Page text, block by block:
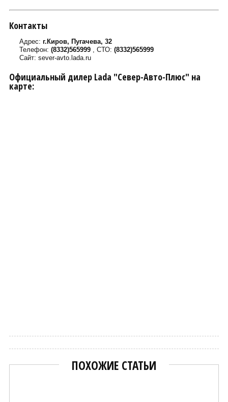
Контакты
Адрес: г.Киров, Пугачева, 32
Телефон: (8332)565999 , СТО: (8332)565999
Сайт: sever-avto.lada.ru
Официальный дилер Lada "Север-Авто-Плюс" на
карте:
ПОХОЖИЕ СТАТЬИ